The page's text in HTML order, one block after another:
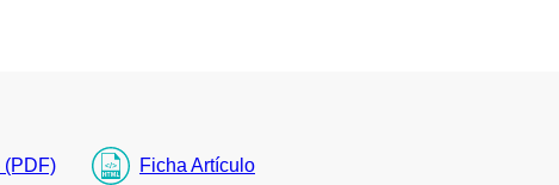
(PDF) Ficha Artículo